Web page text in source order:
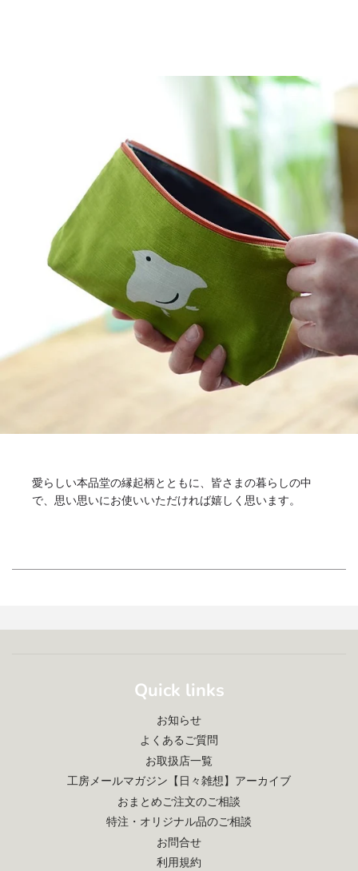
愛らしい本品堂の縁起柄とともに、皆さまの暮らしの中
で、思い思いにお使いいただければ嬉しく思います。
Quick links
お知らせ
よくあるご質問
お取扱店一覧
工房メールマガジン【日々雑想】アーカイブ
おまとめご注文のご相談
特注・オリジナル品のご相談
お問合せ
利用規約